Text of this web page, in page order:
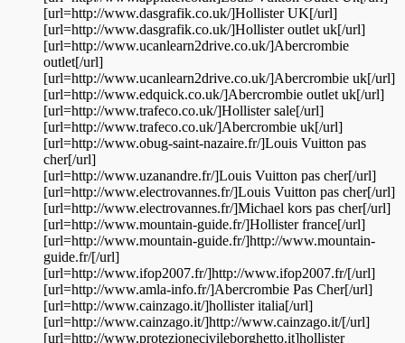
[url=http://www.dasgrafik.co.uk/]Hollister UK[/url]
[url=http://www.dasgrafik.co.uk/]Hollister outlet uk[/url]
[url=http://www.ucanlearn2drive.co.uk/]Abercrombie
outlet[/url]
[url=http://www.ucanlearn2drive.co.uk/]Abercrombie uk[/url]
[url=http://www.edquick.co.uk/]Abercrombie outlet uk[/url]
[url=http://www.trafeco.co.uk/]Hollister sale[/url]
[url=http://www.trafeco.co.uk/]Abercrombie uk[/url]
[url=http://www.obug-saint-nazaire.fr/]Louis Vuitton pas
cher[/url]
[url=http://www.uzanandre.fr/]Louis Vuitton pas cher[/url]
[url=http://www.electrovannes.fr/]Louis Vuitton pas cher[/url]
[url=http://www.electrovannes.fr/]Michael kors pas cher[/url]
[url=http://www.mountain-guide.fr/]Hollister france[/url]
[url=http://www.mountain-guide.fr/]http://www.mountain-
guide.fr/[/url]
[url=http://www.ifop2007.fr/]http://www.ifop2007.fr/[/url]
[url=http://www.amla-info.fr/]Abercrombie Pas Cher[/url]
[url=http://www.cainzago.it/]hollister italia[/url]
[url=http://www.cainzago.it/]http://www.cainzago.it/[/url]
[url=http://www.protezionecivileborghetto.it]hollister